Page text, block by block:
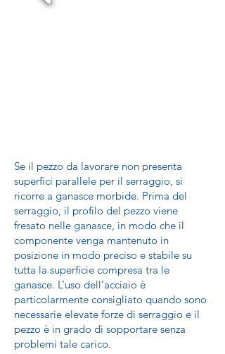
Se il pezzo da lavorare non presenta
superfici parallele per il serraggio, si
ricorre a ganasce morbide. Prima del
serraggio, il profilo del pezzo viene
fresato nelle ganasce, in modo che il
componente venga mantenuto in
posizione in modo preciso e stabile su
tutta la superficie compresa tra le
ganasce. L’uso dell’acciaio è
particolarmente consigliato quando sono
necessarie elevate forze di serraggio e il
pezzo è in grado di sopportare senza
problemi tale carico.